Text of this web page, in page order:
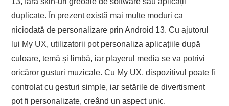
duplicate. În prezent există mai multe moduri ca
niciodată de personalizare prin Android 13. Cu ajutorul
lui My UX, utilizatorii pot personaliza aplicațiile după
culoare, temă și limbă, iar playerul media se va potrivi
oricăror gusturi muzicale. Cu My UX, dispozitivul poate fi
controlat cu gesturi simple, iar setările de divertisment
pot fi personalizate, creând un aspect unic.